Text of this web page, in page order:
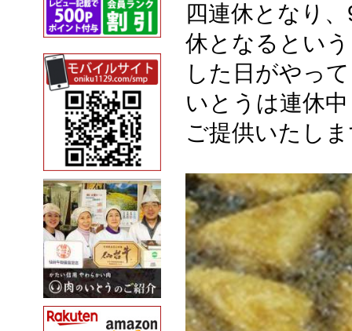
四連休となり
休となるとい
した日がやっ
いとうは連休
ご提供いたし